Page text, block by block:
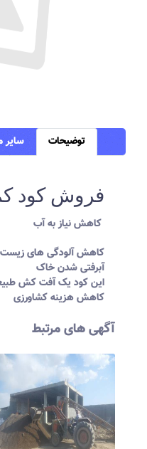
توضیحات سایر
فروش کود
کاهش آلودگی های
آبرفتی شدن خاک
این کود یک آفت کش
کاهش هزینه کشاورزی
آگهی های مرتبط